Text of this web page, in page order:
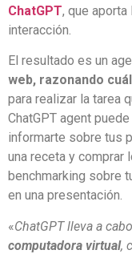
ChatGPT, que
interacción.
El resultado es un
web, razonando
para realizar la tarea
ChatGPT agent
informarte sobre tus
una receta y comprar
benchmarking sobre
en una presentación.
«ChatGPT lleva a
computadora virtual,